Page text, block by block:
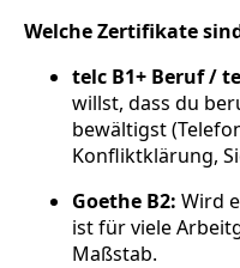
Welche Zertifikate
telc B1+ Beruf /
willst, dass du
bewältigst
Konfliktklärung,
Goethe B2: Wird
ist für viele
Maßstab.